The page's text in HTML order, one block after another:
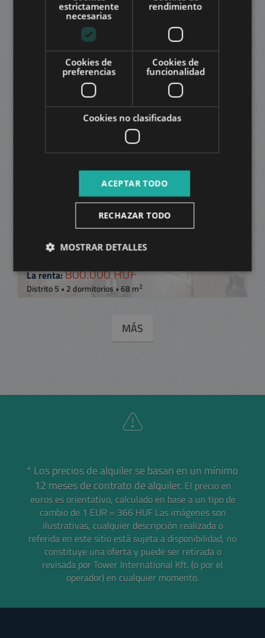
PÁRIZSI UTCA
842.000 HUF
Distrito 5 • 2 dormitorios • 100 m2
HERCEGPRÍMÁS UTCA
La renta:800.000 HUF
Distrito 5 • 2 dormitorios • 68 m2
MÁS
* Los precios de alquiler se basan en un mínimo
12 meses de contrato de alquiler. El precio en
euros es orientativo, calculado en base a un tipo de
cambio de 1 EUR = 366 HUF Las imágenes son
ilustrativas, cualquier descripción realizada o
referida en este sitio está sujeta a disponibilidad, no
constituye una oferta y puede ser retirada o
revisada por Tower International Kft. (o por el
operador) en cualquier momento.
RUSSIAN
estrictamente
necesarias
rendimiento
Cookies de
preferencias
Cookies de
funcionalidad
Cookies no clasificadas
ACEPTAR TODO
RECHAZAR TODO
MOSTRAR DETALLES